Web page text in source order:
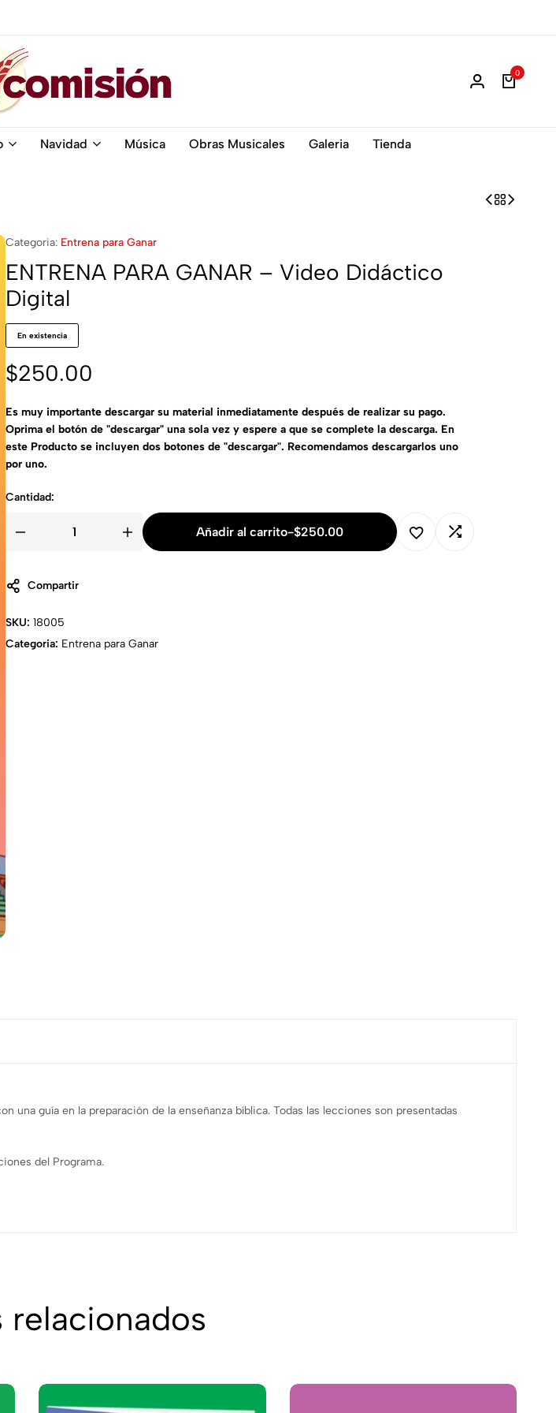
0
Navidad Música Obras Musicales Galeria Tienda
Categoria: Entrena para Ganar
ENTRENA PARA GANAR – Video Didáctico
Digital
En existencia
$250.00
Es muy importante descargar su material inmediatamente después de realizar su pago.
Oprima el botón de "descargar" una sola vez y espere a que se complete la descarga. En
este Producto se incluyen dos botones de "descargar". Recomendamos descargarlos uno
por uno.
Cantidad:
Añadir al carrito-$250.00
Compartir
SKU: 18005
Categoria: Entrena para Ganar
guía en la preparación de la enseñanza bíblica. Todas las lecciones son presentadas
del Programa.
relacionados